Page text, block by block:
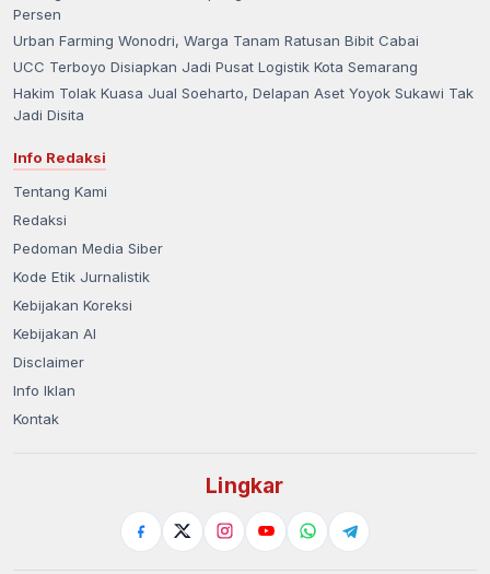
Persen
Urban Farming Wonodri, Warga Tanam Ratusan Bibit Cabai
UCC Terboyo Disiapkan Jadi Pusat Logistik Kota Semarang
Hakim Tolak Kuasa Jual Soeharto, Delapan Aset Yoyok Sukawi Tak
Jadi Disita
Info Redaksi
Tentang Kami
Redaksi
Pedoman Media Siber
Kode Etik Jurnalistik
Kebijakan Koreksi
Kebijakan AI
Disclaimer
Info Iklan
Kontak
Lingkar